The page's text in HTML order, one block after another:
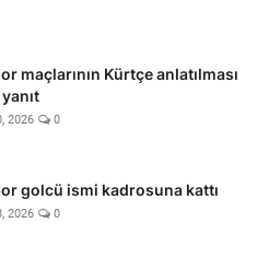
maçlarının Kürtçe anlatılması
2026 0
golcü ismi kadrosuna kattı
2026 0